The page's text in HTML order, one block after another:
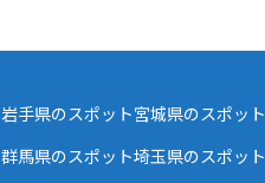
岩手県のスポット宮城県のスポット
群馬県のスポット埼玉県のスポット